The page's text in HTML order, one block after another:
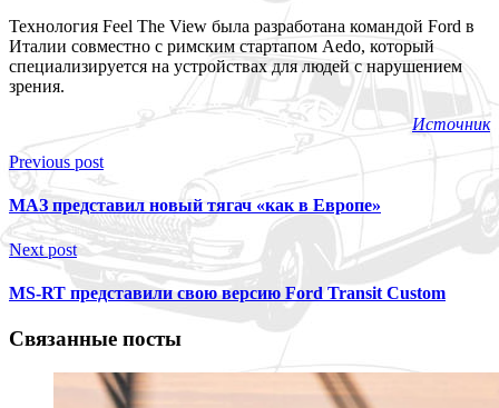
Технология Feel The View была разработана командой Ford в
Италии совместно с римским стартапом Aedo, который
специализируется на устройствах для людей с нарушением
зрения.
Источник
Previous post
МАЗ представил новый тягач «как в Европе»
Next post
MS-RT представили свою версию Ford Transit Custom
Связанные посты